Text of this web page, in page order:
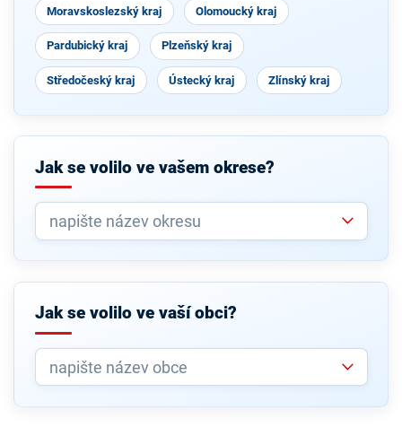
Moravskoslezský kraj Olomoucký kraj
Pardubický kraj Plzeňský kraj
Středočeský kraj Ústecký kraj Zlínský kraj
Jak se volilo ve vašem okrese?
Jak se volilo ve vaší obci?